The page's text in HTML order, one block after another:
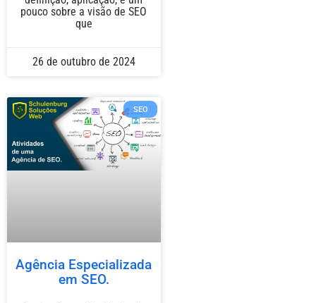
pouco sobre a visão de SEO
que
26 de outubro de 2024
SEO
Agência Especializada
em SEO.